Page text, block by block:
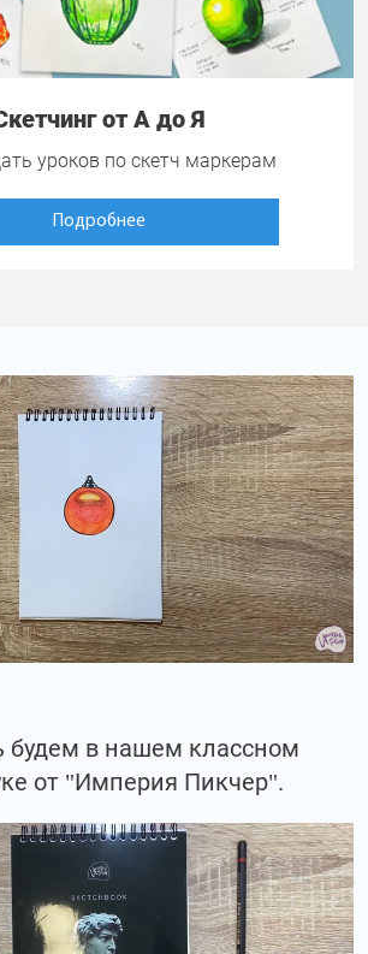
от А до Я
уроков по скетч маркерам
Подробнее
будем в нашем классном
от "Империя Пикчер".